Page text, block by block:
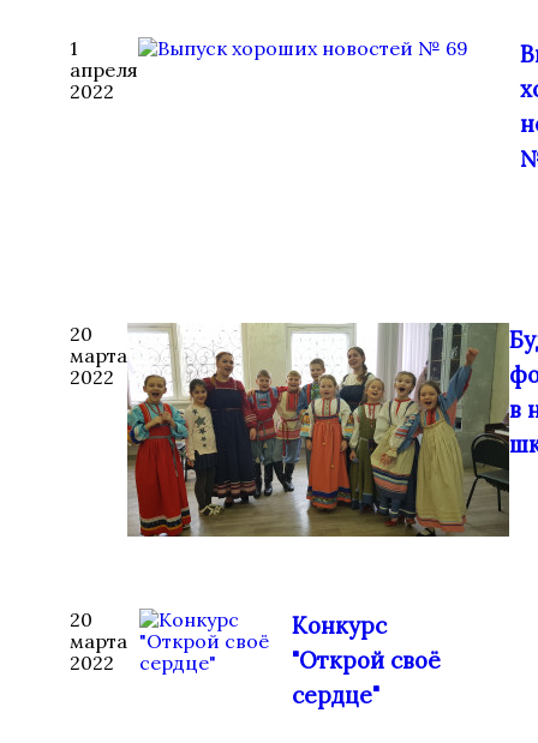
1
апреля
2022
20
марта
2022
в
20
марта
2022
Конкурс
"Открой своё
сердце"